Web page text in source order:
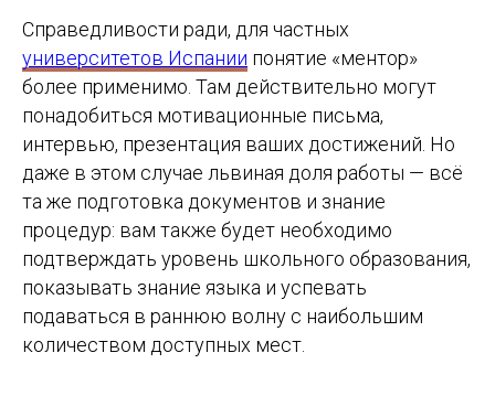
Справедливости ради, для частных
университетов Испании понятие «ментор»
более применимо. Там действительно могут
понадобиться мотивационные письма,
интервью, презентация ваших достижений. Но
даже в этом случае львиная доля работы — всё
та же подготовка документов и знание
процедур: вам также будет необходимо
подтверждать уровень школьного образования,
показывать знание языка и успевать
подаваться в раннюю волну с наибольшим
количеством доступных мест.